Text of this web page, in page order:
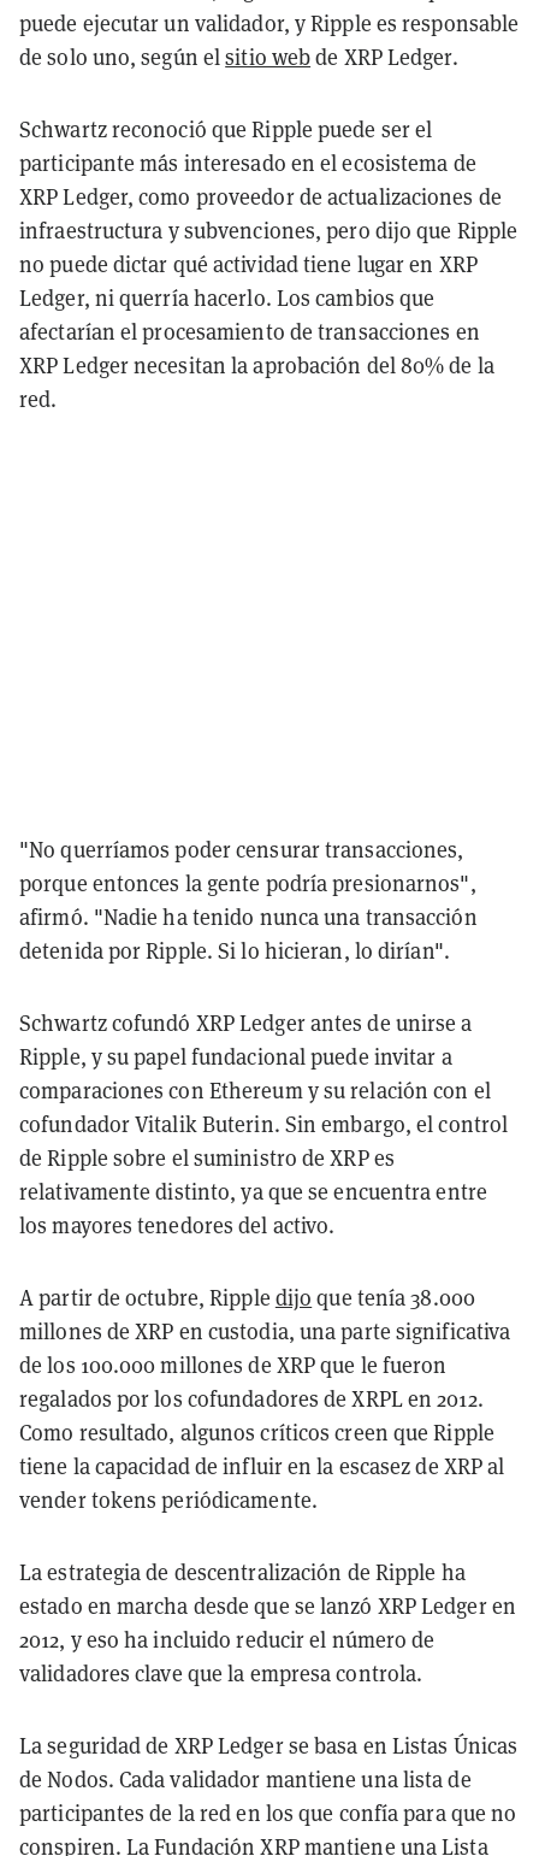
puede ejecutar un validador, y Ripple es responsable
de solo uno, según elsitio webde XRP Ledger.
Schwartz reconoció que Ripple puede ser el
participante más interesado en el ecosistema de
XRP Ledger, como proveedor de actualizaciones de
infraestructura y subvenciones, pero dijo que Ripple
no puede dictar qué actividad tiene lugar en XRP
Ledger, ni querría hacerlo. Los cambios que
afectarían el procesamiento de transacciones en
XRP Ledger necesitan la aprobación del 80% de la
red.
"No querríamos poder censurar transacciones,
porque entonces la gente podría presionarnos",
afirmó. "Nadie ha tenido nunca una transacción
detenida por Ripple. Si lo hicieran, lo dirían".
Schwartz cofundó XRP Ledger antes de unirse a
Ripple, y su papel fundacional puede invitar a
comparaciones con Ethereum y su relación con el
cofundador Vitalik Buterin. Sin embargo, el control
de Ripple sobre el suministro de XRP es
relativamente distinto, ya que se encuentra entre
los mayores tenedores del activo.
A partir de octubre, Ripple dijo que tenía 38.000
millones de XRP en custodia, una parte significativa
de los 100.000 millones de XRP que le fueron
regalados por los cofundadores de XRPL en 2012.
Como resultado, algunos críticos creen que Ripple
tiene la capacidad de influir en la escasez de XRP al
vender tokens periódicamente.
La estrategia de descentralización de Ripple ha
estado en marcha desde que se lanzó XRP Ledger en
2012, y eso ha incluido reducir el número de
validadores clave que la empresa controla.
La seguridad de XRP Ledger se basa en Listas Únicas
de Nodos. Cada validador mantiene una lista de
participantes de la red en los que confía para que no
conspiren. La Fundación XRP mantiene una Lista